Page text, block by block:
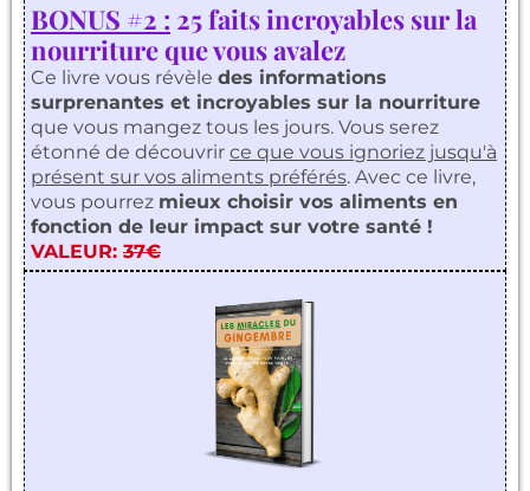
BONUS #2 : 25 faits incroyables sur la
nourriture que vous avalez
Ce livre vous révèle des informations
surprenantes et incroyables sur la nourriture
que vous mangez tous les jours. Vous serez
étonné de découvrir ce que vous ignoriez jusqu'à
présent sur vos aliments préférés. Avec ce livre,
vous pourrez mieux choisir vos aliments en
fonction de leur impact sur votre santé !
VALEUR: 37€